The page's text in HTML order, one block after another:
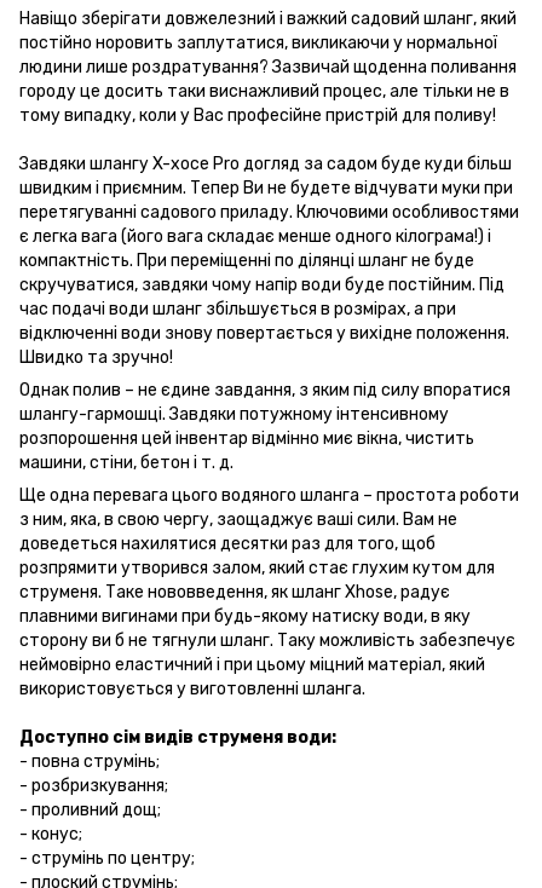
Навіщо зберігати довжелезний і важкий садовий шланг, який
постійно норовить заплутатися, викликаючи у нормальної
людини лише роздратування? Зазвичай щоденна поливання
городу це досить таки виснажливий процес, але тільки не в
тому випадку, коли у Вас професійне пристрій для поливу!
Завдяки шлангу X-хосе Pro догляд за садом буде куди більш
швидким і приємним. Тепер Ви не будете відчувати муки при
перетягуванні садового приладу. Ключовими особливостями
є легка вага (його вага складає менше одного кілограма!) і
компактність. При переміщенні по ділянці шланг не буде
скручуватися, завдяки чому напір води буде постійним. Під
час подачі води шланг збільшується в розмірах, а при
відключенні води знову повертається у вихідне положення.
Швидко та зручно!
Однак полив – не єдине завдання, з яким під силу впоратися
шлангу-гармошці. Завдяки потужному інтенсивному
розпорошення цей інвентар відмінно миє вікна, чистить
машини, стіни, бетон і т. д.
Ще одна перевага цього водяного шланга – простота роботи
з ним, яка, в свою чергу, заощаджує ваші сили. Вам не
доведеться нахилятися десятки раз для того, щоб
розпрямити утворився залом, який стає глухим кутом для
струменя. Таке нововведення, як шланг Xhose, радує
плавними вигинами при будь-якому натиску води, в яку
сторону ви б не тягнули шланг. Таку можливість забезпечує
неймовірно еластичний і при цьому міцний матеріал, який
використовується у виготовленні шланга.
Доступно сім видів струменя води:
- повна струмінь;
- розбризкування;
- проливний дощ;
- конус;
- струмінь по центру;
- плоский струмінь;